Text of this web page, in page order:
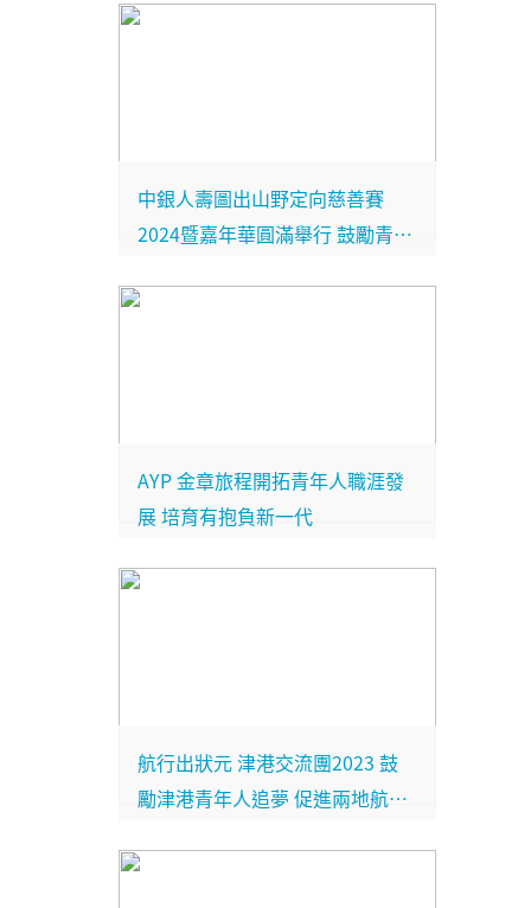
中銀人壽圖出山野定向慈善賽
2024暨嘉年華圓滿舉行 鼓勵青年
AYP 金章旅程開拓青年人職涯發
展 培育有抱負新一代
航行出狀元 津港交流團2023 鼓
勵津港青年人追夢 促進兩地航空